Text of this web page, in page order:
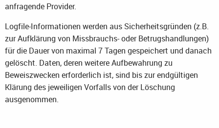
anfragende Provider.
Logfile-Informationen werden aus Sicherheitsgründen (z.B.
zur Aufklärung von Missbrauchs- oder Betrugshandlungen)
für die Dauer von maximal 7 Tagen gespeichert und danach
gelöscht. Daten, deren weitere Aufbewahrung zu
Beweiszwecken erforderlich ist, sind bis zur endgültigen
Klärung des jeweiligen Vorfalls von der Löschung
ausgenommen.